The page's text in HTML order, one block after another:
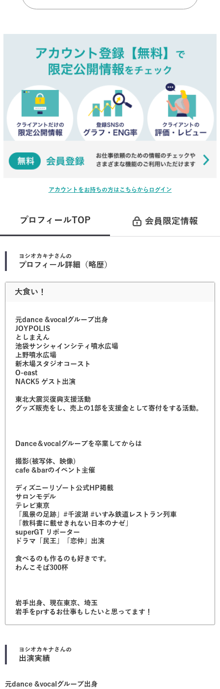
アカウントをお持ちの方はこちらからログイン
プロフィールTOP 会員限定情報
ヨシオカキナ さんの
プロフィール詳細（略歴）
大食い！
元dance &vocalグループ出身
JOYPOLIS
としまえん
池袋サンシャインシティ噴水広場
上野噴水広場
新木場スタジオコースト
O-east
NACK5 ゲスト出演
東北大震災復興支援活動
グッズ販売をし、売上の1部を支援金として寄付をする活動。
Dance＆vocalグループを卒業してからは
撮影(被写体、映像)
cafe &barのイベント主催
ディズニーリゾート公式HP掲載
サロンモデル
テレビ東京
「風景の足跡」#千波湖 #いすみ鉄道レストラン列車
「教科書に載せきれない日本のナゼ」
superGT リポーター
ドラマ「民王」「恋仲」出演
食べるのも作るのも好きです。
わんこそば300杯
岩手出身、現在東京、埼玉
岩手をprするお仕事もしたいと思ってます！
ヨシオカキナ さんの
出演実績
元dance &vocalグループ出身